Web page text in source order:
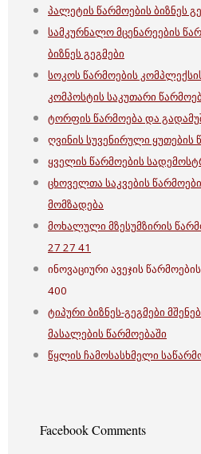
პალეტის წარმოების ბიზნეს
სამკურნალო მცენარეების
ბიზნეს გეგმები
სოკოს წარმოების
კომპოსტის საკუთარი
ტორფის წარმოება და
ღვინის სუვენირული ყუთების
ყველის წარმოების
ცხოველთა საკვების
მომზადება
მოხალული მზესუმზირის
27 27 41
ინოვაციური ავეჯის
400
ტიპური ბიზნეს-გეგმები
მასალების წარმოებაში
წყლის ჩამოსასხმელი
Facebook Comments